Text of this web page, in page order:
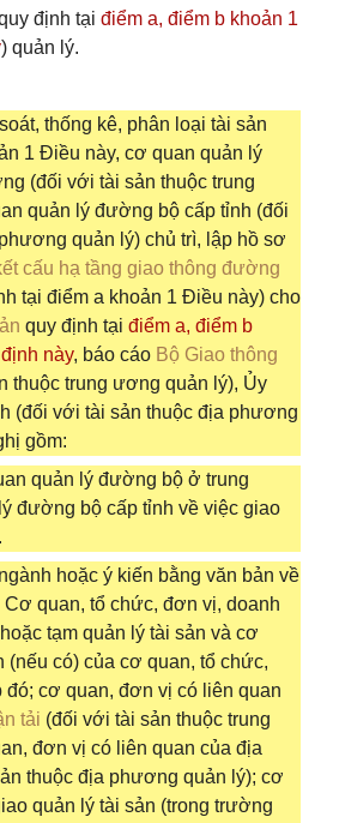
định tại điểm a, điểm b khoản 1
) quản lý.
thống kê, phân loại tài sản
1 Điều này, cơ quan quản lý
(đối với tài sản thuộc trung
quản lý đường bộ cấp tỉnh (đối
quản lý) chủ trì, lập hồ sơ
cấu hạ tầng giao thông đường
tại điểm a khoản 1 Điều này) cho
quy định tại điểm a, điểm b
này, báo cáo Bộ Giao thông
thuộc trung ương quản lý), Ủy
(đối với tài sản thuộc địa phương
gồm:
quản lý đường bộ ở trung
đường bộ cấp tỉnh về việc giao
hoặc ý kiến bằng văn bản về
quan, tổ chức, đơn vị, doanh
tạm quản lý tài sản và cơ
(nếu có) của cơ quan, tổ chức,
cơ quan, đơn vị có liên quan
tải (đối với tài sản thuộc trung
đơn vị có liên quan của địa
thuộc địa phương quản lý); cơ
quản lý tài sản (trong trường